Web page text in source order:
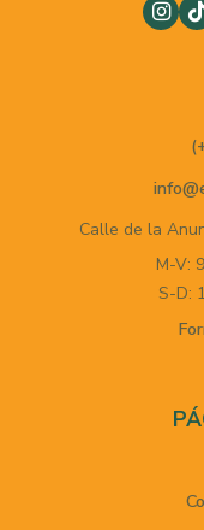
Calle de la
M-V:
S-D: